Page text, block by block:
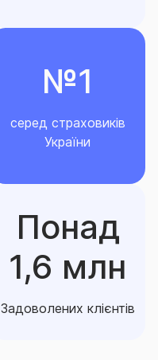
№1
серед страховиків
України
Понад
1,6 млн
Задоволених клієнтів